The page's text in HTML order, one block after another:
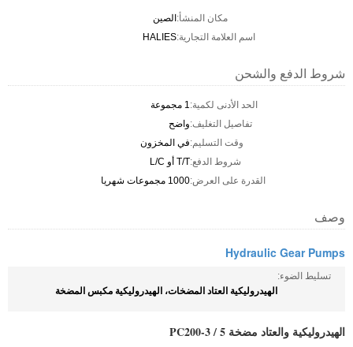
مكان المنشأ: الصين
اسم العلامة التجارية:HALIES
شروط الدفع والشحن
الحد الأدنى لكمية:1 مجموعة
تفاصيل التغليف:واضح
وقت التسليم:في المخزون
شروط الدفع:T/T أو L/C
القدرة على العرض:1000 مجموعات شهريا
وصف
Hydraulic Gear Pumps
تسليط الضوء:
الهيدروليكية العتاد المضخات، الهيدروليكية مكبس المضخة
الهيدروليكية والعتاد مضخة PC200-3 / 5